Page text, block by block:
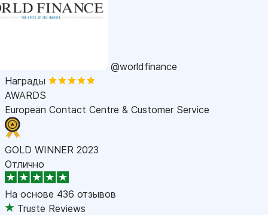
@worldfinance
Награды
AWARDS
European Contact Centre & Customer Service
GOLD WINNER 2023
Отлично
На основе 436 отзывов
Truste Reviews